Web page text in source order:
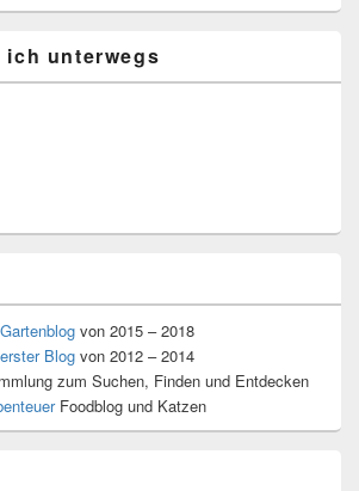
unterwegs
von 2015 – 2018
Blogvon 2012 – 2014
zum Suchen, Finden und Entdecken
Foodblog und Katzen